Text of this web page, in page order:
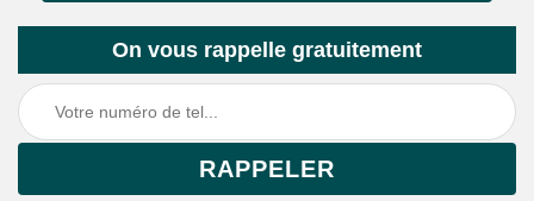
On vous rappelle gratuitement